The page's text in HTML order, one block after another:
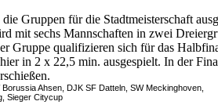
Gruppen für die Stadtmeisterschaft
mit sechs Mannschaften in zwei
Gruppe qualifizieren sich für das
in 2 x 22,5 min. ausgespielt. In der
Ahsen, DJK SF Datteln, SW Meckinghoven,
Sieger Citycup